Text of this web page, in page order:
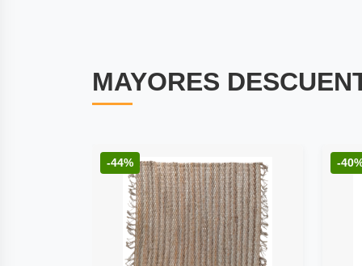
MAYORES
-44% -